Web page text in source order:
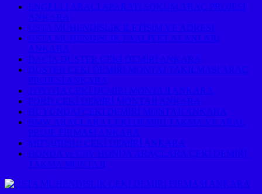
ENGELLİ ARACI APARATI SÖKÜM ARAÇ PROJESİ
ANKARA
USTA MÜHENDİSLİK İLETİŞİM VE ADRESİ
USTA MÜHENDİSLİK FAALİYET ALANLARI
ANKARA
DACİA DUSTER ÇEKİ DEMİRİ ANKARA
DUSTER ÇEKİ DEMİRİ MONTAJ TAKILMASI ARAÇ
PROJESİ ANKARA
TOYOTA ÇEKİ DEMİRİ MONTAJI ANKARA
FORD ÇEKİ DEMİRİ MONTAJI ANKARA
HUYUNDAİ ÇEKİ DEMİRİ MONTAJI ANKARA
BMW ARAÇLARA ÇEKİ DEMİRİ TAKMA VE ARAÇ
PROJE FİRMASI ANKARA
MITSUBISHI ÇEKİ DEMİRİ ANKARA
HONDA ve CRV HONDA ARAÇLARA ÇEKİ DEMİRİ
TAKMA MONTAJI